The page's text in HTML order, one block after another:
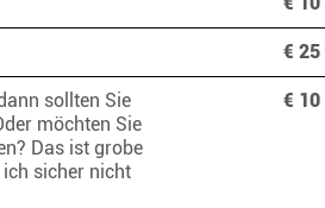
€ 25
€ 10
sollten Sie
möchten Sie
Das ist grobe
sicher nicht